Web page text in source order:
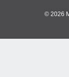
© 2026